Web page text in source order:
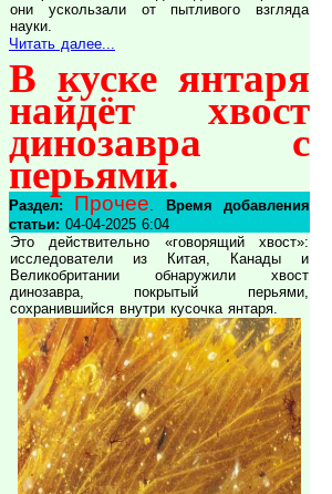
они ускользали от пытливого взгляда
науки.
Читать далее...
В куске янтаря
найдёт хвост
динозавра с
перьями.
Раздел: Прочее
Время добавления
статьи: 04-04-2025 6:04
Это действительно «говорящий хвост»:
исследователи из Китая, Канады и
Великобритании обнаружили хвост
динозавра, покрытый перьями,
сохранившийся внутри кусочка янтаря.